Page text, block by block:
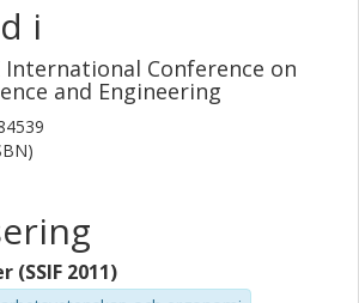
i
International Conference on
and Engineering
2011)